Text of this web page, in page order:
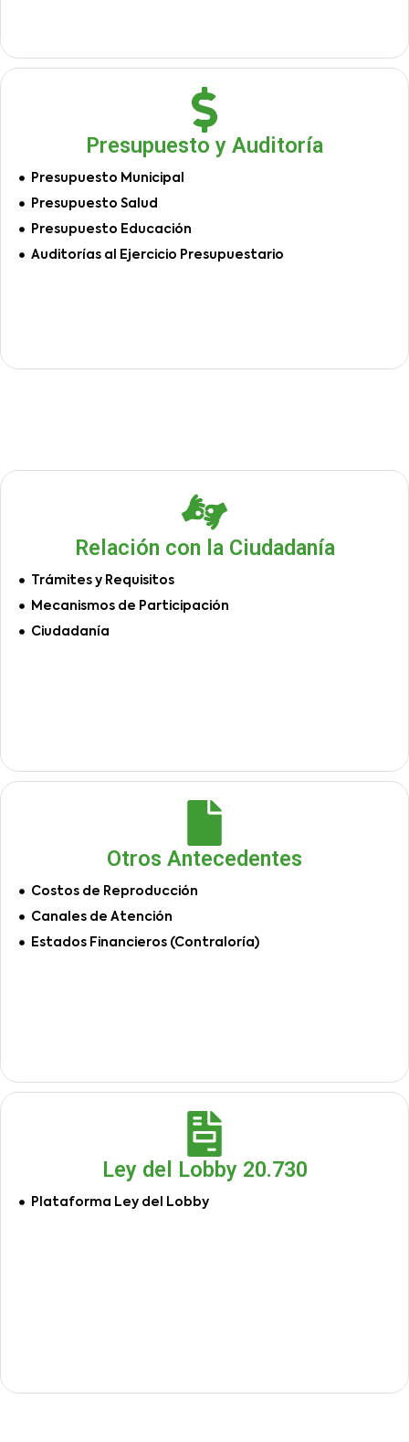
Presupuesto y Auditoría
Presupuesto Municipal
Presupuesto Salud
Presupuesto Educación
Auditorías al Ejercicio Presupuestario
Relación con la Ciudadanía
Trámites y Requisitos
Mecanismos de Participación
Ciudadanía
Otros Antecedentes
Costos de Reproducción
Canales de Atención
Estados Financieros (Contraloría)
Ley del Lobby 20.730
Plataforma Ley del Lobby